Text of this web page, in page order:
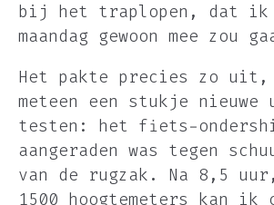
bij het traplopen, dat ik
maandag gewoon mee zou
Het pakte precies zo uit,
meteen een stukje
testen: het fiets-
aangeraden was tegen
van de rugzak. Na 8,5
1500 hoogtemeters kan ik